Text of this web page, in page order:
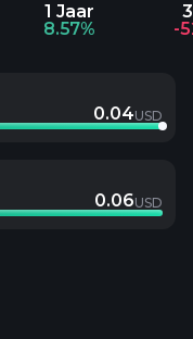
1 Jaar
8.57%
-
0.04USD
0.06USD